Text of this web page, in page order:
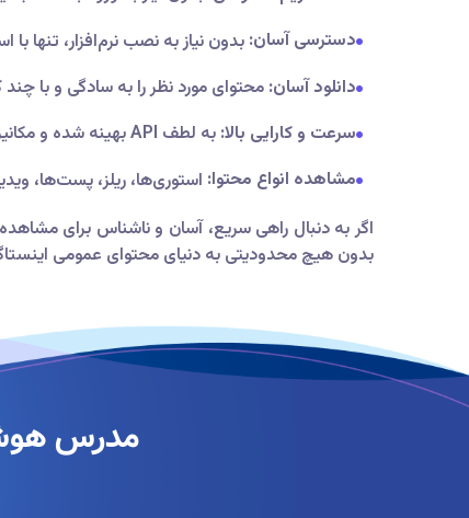
دسترسی آسان: بدون نیاز به نصب نرم‌افزار، تنها با
دانلود آسان: محتوای مورد نظر را به سادگی و با چند
سرعت و کارایی بالا: به لطف API بهینه شده و مکانیزم‌های هوشمند مدیریت درخواست، تجربه کاربری سریعی خواهید داشت.
مشاهده انواع محتوا: استوری‌ها، ریلز، پست‌ها،
بدون هیچ محدودیتی به دنیای محتوای عمومی
مدرس